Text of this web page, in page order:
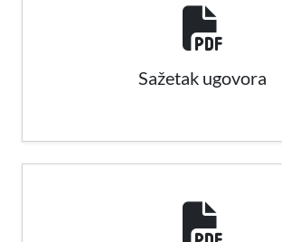
Sažetak ugovora